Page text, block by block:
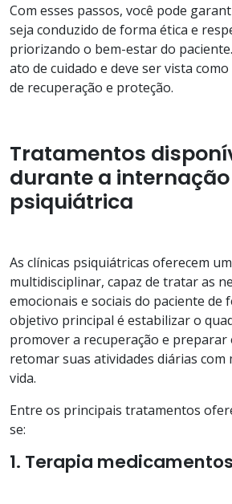
Com esses passos, você pode
seja conduzido de forma ética e
priorizando o bem-estar do
ato de cuidado e deve ser vista
de recuperação e proteção.
Tratamentos
durante a internação
psiquiátrica
As clínicas psiquiátricas oferecem
multidisciplinar, capaz de tratar as
emocionais e sociais do paciente de
objetivo principal é estabilizar o
promover a recuperação e preparar
retomar suas atividades diárias com
vida.
Entre os principais tratamentos
se:
1. Terapia